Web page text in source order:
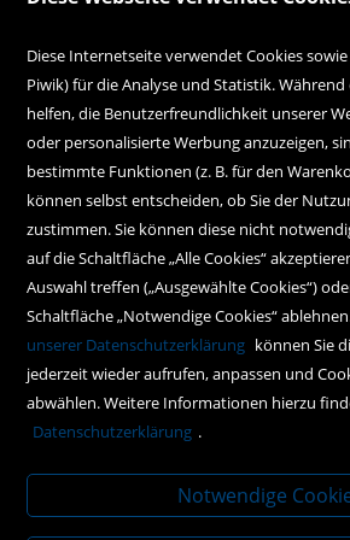
Kundenservice
Kontakt
Instagram
Facebook
Newsletteranmeldung
Policy
AGBs
Impressum
Datenschutz
Diese Internetseite verwendet Cookies
Piwik) für die Analyse und Statistik. Während
helfen, die Benutzerfreundlichkeit unserer
oder personalisierte Werbung anzuzeigen,
bestimmte Funktionen (z. B. für den
können selbst entscheiden, ob Sie der
zustimmen. Sie können diese nicht
auf die Schaltfläche „Alle Cookies“
Auswahl treffen („Ausgewählte Cookies“)
Schaltfläche „Notwendige Cookies“
unserer Datenschutzerklärung können Sie
jederzeit wieder aufrufen, anpassen und
abwählen. Weitere Informationen hierzu
Datenschutzerklärung .
Notwendige